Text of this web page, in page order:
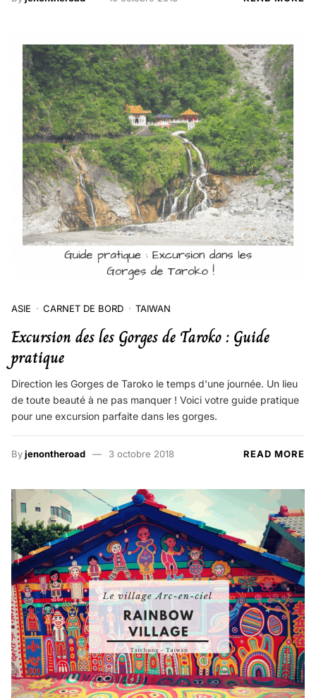
ASIE CARNET DE BORD TAIWAN
Excursion des les Gorges de Taroko : Guide
pratique
Direction les Gorges de Taroko le temps d'une journée. Un lieu
de toute beauté à ne pas manquer ! Voici votre guide pratique
pour une excursion parfaite dans les gorges.
Byjenontheroad 3 octobre 2018 READ MORE